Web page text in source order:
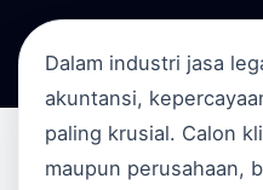
Dalam industri jasa
akuntansi,
paling krusial. Calon
maupun perusahaan,